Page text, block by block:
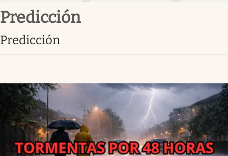
Opinión
Brand Strategy
Vida y estilo
Clima
Espiritualidad
predicción
predicción